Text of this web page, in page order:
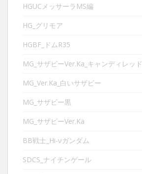
HGUCメッサーラMS編
HG_グリモア
HGBF_ドムR35
MG_サザビーVer.Ka_キャンディレッド
MG_Ver.Ka_白いサザビー
MG_サザビー黒
MG_サザビーVer.Ka
BB戦士_Hi-νガンダム
SDCS_ナイチンゲール